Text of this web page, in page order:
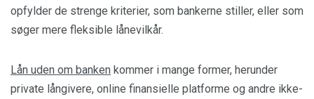
opfylder de strenge kriterier, som bankerne stiller, eller som
søger mere fleksible lånevilkår.
Lån uden om banken kommer i mange former, herunder
private långivere, online finansielle platforme og andre ikke-